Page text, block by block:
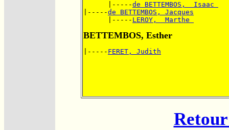
      |-----
de BETTEMBOS,  Isaac
|-----de BETTEMBOS, Jacques
      |-----
LEROY,  Marthe
BETTEMBOS, Esther
|----- FERET, Judith